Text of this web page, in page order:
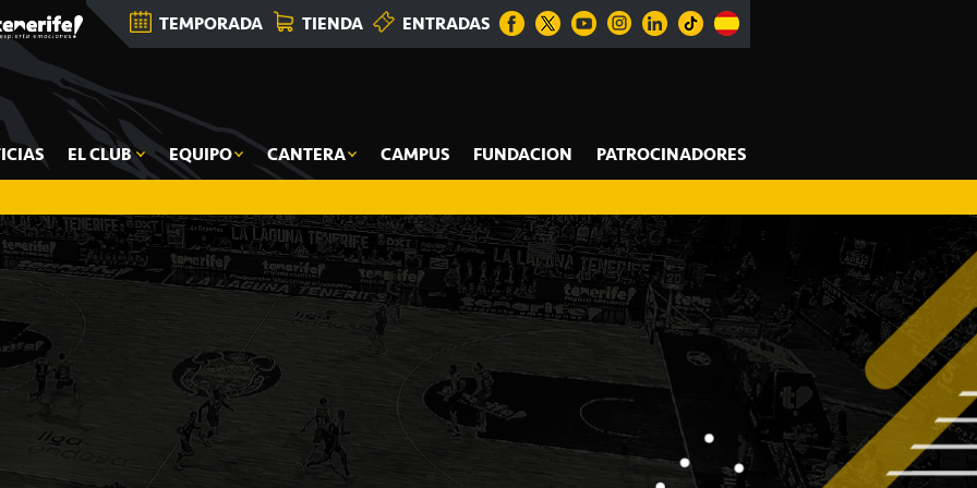
TEMPORADA TIENDA ENTRADAS
EL CLUB EQUIPO CANTERA CAMPUS FUNDACION PATROCINADORES